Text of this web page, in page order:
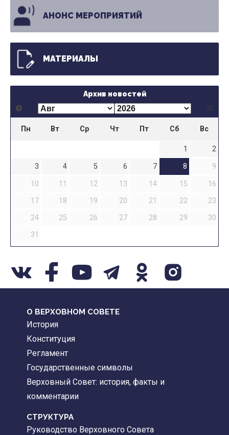
АНОНС МЕРОПРИЯТИЙ
МАТЕРИАЛЫ
Архив новостей
Пн Вт Ср Чт Пт Сб Вс
1
2
3
4 5 6 7 8
9
10
11 12 13 14 15
16
17
18 19 20 21 22
23
24
25 26 27 28 29
30
31
О ВЕРХОВНОМ СОВЕТЕ
История
Конституция
Регламент
Государственные символы
Верховный Совет: история, факты и
комментарии
CТРУКТУРА
Руководство Верховного Совета